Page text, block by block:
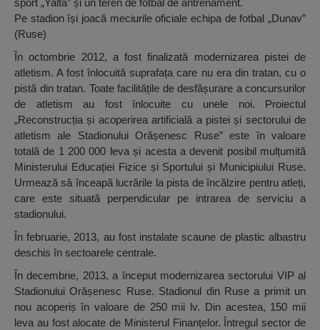
sport „Yalta” și un teren de fotbal de antrenament.
Pe stadion își joacă meciurile oficiale echipa de fotbal „Dunav”
(Ruse)
În octombrie 2012, a fost finalizată modernizarea pistei de
atletism. A fost înlocuită suprafața care nu era din tratan, cu o
pistă din tratan. Toate facilitățile de desfășurare a concursurilor
de atletism au fost înlocuite cu unele noi. Proiectul
„Reconstrucția și acoperirea artificială a pistei și sectorului de
atletism ale Stadionului Orășenesc Ruse” este în valoare
totală de 1 200 000 leva și acesta a devenit posibil mulțumită
Ministerului Educației Fizice și Sportului și Municipiului Ruse.
Urmează să înceapă lucrările la pista de încălzire pentru atleți,
care este situată perpendicular pe intrarea de serviciu a
stadionului.
În februarie, 2013, au fost instalate scaune de plastic albastru
deschis în sectoarele centrale.
În decembrie, 2013, a început modernizarea sectorului VIP al
Stadionului Orășenesc Ruse. Stadionul din Ruse a primit un
nou acoperiș în valoare de 250 mii lv. Din acestea, 150 mii
leva au fost alocate de Ministerul Finanțelor. Întregul sector de